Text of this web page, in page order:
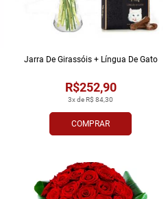
COMPRAR
3x de R$ 84,30
R$252,90
Jarra De Girassóis + Língua De Gato